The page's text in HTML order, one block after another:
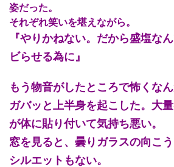
姿だった。
それぞれ笑いを堪えながら。
『やりかねない。だから盛塩な
ビらせる為に』
もう物音がしたところで怖くなん
ガバッと上半身を起こした。大
が体に貼り付いて気持ち悪い。
窓を見ると、曇りガラスの向こ
シルエットもない。